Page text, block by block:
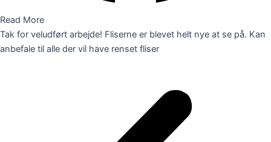
Read More
Tak for veludført arbejde! Fliserne er blevet helt nye at se på. Kan
anbefale til alle der vil have renset fliser